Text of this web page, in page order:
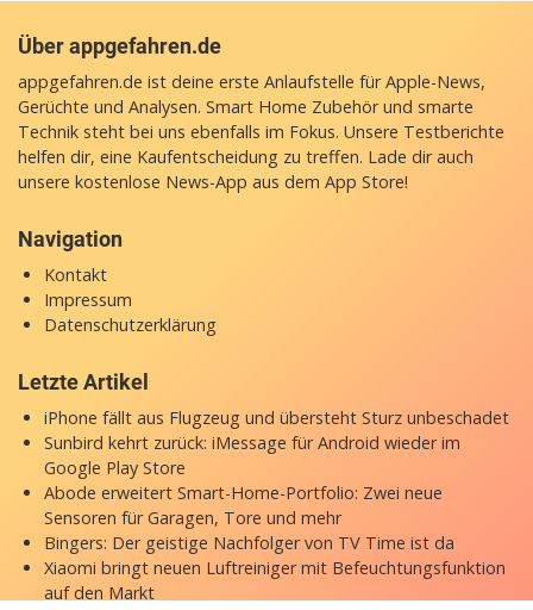
Über appgefahren.de
appgefahren.de ist deine erste Anlaufstelle für Apple-News,
Gerüchte und Analysen. Smart Home Zubehör und smarte
Technik steht bei uns ebenfalls im Fokus. Unsere Testberichte
helfen dir, eine Kaufentscheidung zu treffen. Lade dir auch
unsere kostenlose News-App aus dem App Store!
Navigation
Kontakt
Impressum
Datenschutzerklärung
Letzte Artikel
iPhone fällt aus Flugzeug und übersteht Sturz unbeschadet
Sunbird kehrt zurück: iMessage für Android wieder im
Google Play Store
Abode erweitert Smart-Home-Portfolio: Zwei neue
Sensoren für Garagen, Tore und mehr
Bingers: Der geistige Nachfolger von TV Time ist da
Xiaomi bringt neuen Luftreiniger mit Befeuchtungsfunktion
auf den Markt